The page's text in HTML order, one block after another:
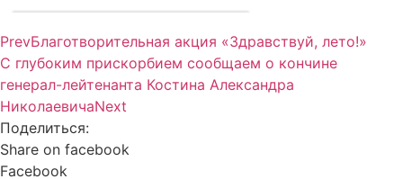
PrevБлаготворительная акция «Здравствуй, лето!»
С глубоким прискорбием сообщаем о кончине
генерал-лейтенанта Костина Александра
НиколаевичаNext
Поделиться:
Share on facebook
Facebook